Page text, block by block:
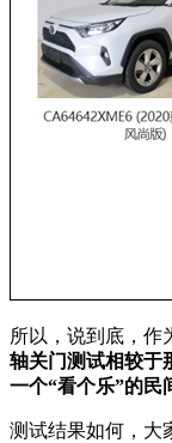
所以，说到底，作
轴关门测试相较于
一个“看个乐”的民
测试结果如何，大